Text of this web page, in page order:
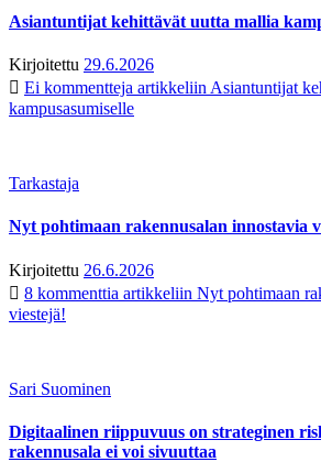
Asiantuntijat kehittävät uutta mallia
Kirjoitettu 29.6.2026
Ei kommentteja artikkeliin Asiantuntijat
kampusasumiselle
Tarkastaja
Nyt pohtimaan rakennusalan innostavia
Kirjoitettu 26.6.2026
8 kommenttia artikkeliin Nyt pohtimaan
viestejä!
Sari Suominen
Digitaalinen riippuvuus on strateginen
rakennusala ei voi sivuuttaa